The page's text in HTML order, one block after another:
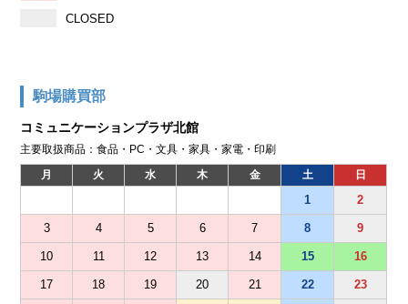
CLOSED
駒場購買部
コミュニケーションプラザ北館
主要取扱商品：食品・PC・文具・家具・家電・印刷
月 火 水 木 金 土 日
1 2
3 4 5 6 7 8 9
10 11 12 13 14 15 16
17 18 19 20 21 22 23